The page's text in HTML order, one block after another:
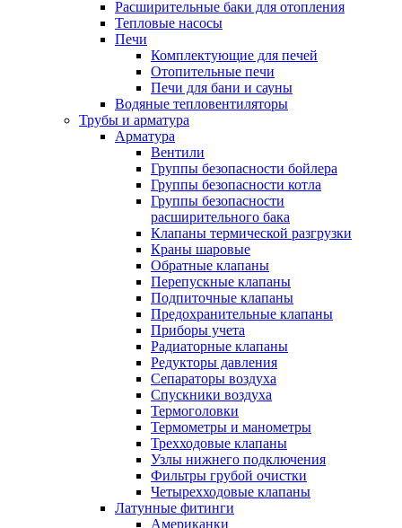
Расширительные баки для отопления
Тепловые насосы
Печи
Комплектующие для печей
Отопительные печи
Печи для бани и сауны
Водяные тепловентиляторы
Трубы и арматура
Арматура
Вентили
Группы безопасности бойлера
Группы безопасности котла
Группы безопасности
расширительного бака
Клапаны термической разгрузки
Краны шаровые
Обратные клапаны
Перепускные клапаны
Подпиточные клапаны
Предохранительные клапаны
Приборы учета
Радиаторные клапаны
Редукторы давления
Сепараторы воздуха
Спускники воздуха
Термоголовки
Термометры и манометры
Трехходовые клапаны
Узлы нижнего подключения
Фильтры грубой очистки
Четырехходовые клапаны
Латунные фитинги
Американки